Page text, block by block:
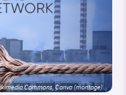
Commons, Canva (montage)